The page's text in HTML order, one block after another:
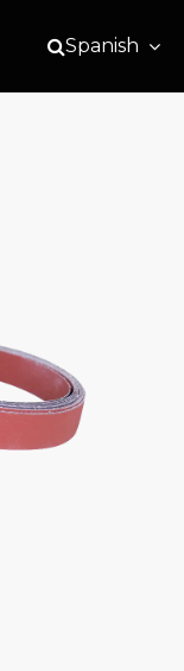
Spanish